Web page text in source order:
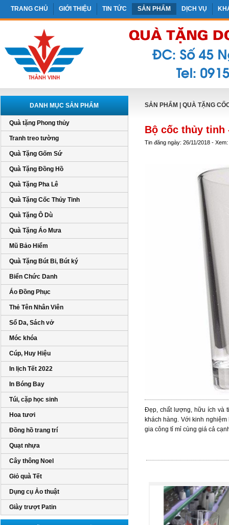
TRANG CHỦ GIỚI THIỆU TIN TỨC SẢN PHẨM DỊCH VỤ
DANH MỤC SẢN PHẨM
Quà tặng Phong thủy
Tranh treo tường
Quà Tặng Gốm Sứ
Quà Tặng Đồng Hồ
Quà Tặng Pha Lê
Quà Tặng Cốc Thủy Tinh
Quà Tặng Ô Dù
Quà Tặng Áo Mưa
Mũ Bảo Hiểm
Quà Tặng Bút Bi, Bút ký
Biển Chức Danh
Áo Đồng Phục
Thẻ Tên Nhân Viên
Sổ Da, Sách vở
Móc khóa
Cúp, Huy Hiệu
In lịch Tết 2022
In Bóng Bay
Túi, cặp học sinh
Hoa tươi
Đồng hồ trang trí
Quạt nhựa
Cây thông Noel
Giỏ quà Tết
Dụng cụ Ảo thuật
Giày trượt Patin
SẢN PHẨM QUÀ TẶNG
Bộ cốc thủy tinh
Tin đăng ngày: 26/11/2018 -
Đẹp, chất lượng, hữu ích và
khách hàng. Với kinh
gia công tỉ mỉ cùng giá cả